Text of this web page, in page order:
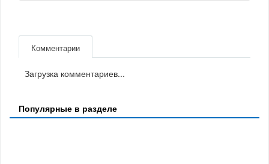
Комментарии
Загрузка комментариев...
Популярные в разделе